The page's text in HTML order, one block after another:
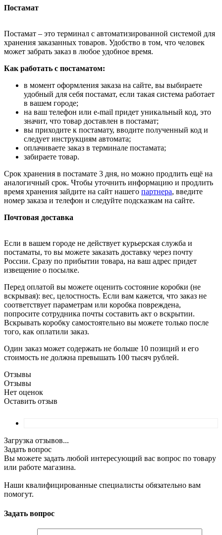
Постамат
Постамат – это терминал с автоматизированной системой для
хранения заказанных товаров. Удобство в том, что человек
может забрать заказ в любое удобное время.
Как работать с постаматом:
в момент оформления заказа на сайте, вы выбираете
удобный для себя постамат, если такая система работает
в вашем городе;
на ваш телефон или e-mail придет уникальный код, это
значит, что товар доставлен в постамат;
вы приходите к постамату, вводите полученный код и
следует инструкциям автомата;
оплачиваете заказ в терминале постамата;
забираете товар.
Срок хранения в постамате 3 дня, но можно продлить ещё на
аналогичный срок. Чтобы уточнить информацию и продлить
время хранения зайдите на сайт нашего партнера, введите
номер заказа и телефон и следуйте подсказкам на сайте.
Почтовая доставка
Если в вашем городе не действует курьерская служба и
постаматы, то вы можете заказать доставку через почту
России. Сразу по прибытии товара, на ваш адрес придет
извещение о посылке.
Перед оплатой вы можете оценить состояние коробки (не
вскрывая): вес, целостность. Если вам кажется, что заказ не
соответствует параметрам или коробка повреждена,
попросите сотрудника почты составить акт о вскрытии.
Вскрывать коробку самостоятельно вы можете только после
того, как оплатили заказ.
Один заказ может содержать не больше 10 позиций и его
стоимость не должна превышать 100 тысяч рублей.
Отзывы
Отзывы
Нет оценок
Оставить отзыв
Загрузка отзывов...
Задать вопрос
Вы можете задать любой интересующий вас вопрос по товару
или работе магазина.
Наши квалифицированные специалисты обязательно вам
помогут.
Задать вопрос